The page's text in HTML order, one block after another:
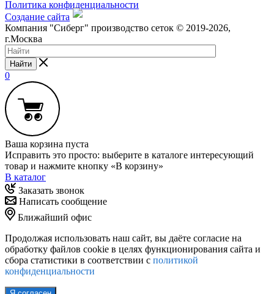
Политика конфиденциальности
Создание сайта
Компания "Сиберг" производство сеток © 2019-2026,
г.Москва
Найти
0
Ваша корзина пуста
Исправить это просто: выберите в каталоге интересующий
товар и нажмите кнопку «В корзину»
В каталог
Заказать звонок
Написать сообщение
Ближайший офис
Продолжая использовать наш сайт, вы даёте согласие на
обработку файлов cookie в целях функционирования сайта и
сбора статистики в соответствии с политикой
конфиденциальности